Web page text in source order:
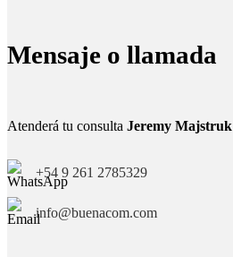
Mensaje o llamada
Atenderá tu consulta Jeremy Majstruk
+54 9 261 2785329
info@buenacom.com